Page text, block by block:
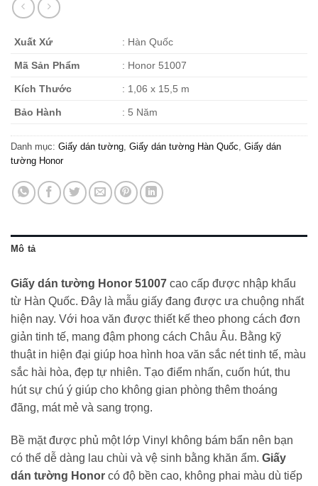
Xuất Xứ : Hàn Quốc
Mã Sản Phẩm : Honor 51007
Kích Thước : 1,06 x 15,5 m
Bảo Hành : 5 Năm
Danh mục: Giấy dán tường, Giấy dán tường Hàn Quốc, Giấy dán
tường Honor
Mô tả
Giấy dán tường Honor 51007 cao cấp được nhập khẩu
từ Hàn Quốc. Đây là mẫu giấy đang được ưa chuộng nhất
hiện nay. Với hoa văn được thiết kế theo phong cách đơn
giản tinh tế, mang đậm phong cách Châu Âu. Bằng kỹ
thuật in hiện đại giúp hoa hình hoa văn sắc nét tinh tế, màu
sắc hài hòa, đẹp tự nhiên. Tạo điểm nhấn, cuốn hút, thu
hút sự chú ý giúp cho không gian phòng thêm thoáng
đãng, mát mẻ và sang trọng.
Bề mặt được phủ một lớp Vinyl không bám bẩn nên bạn
có thể dễ dàng lau chùi và vệ sinh bằng khăn ẩm. Giấy
dán tường Honor có độ bền cao, không phai màu dù tiếp